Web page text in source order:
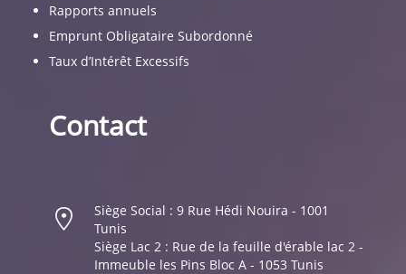
Rapports annuels
Emprunt Obligataire Subordonné
Taux d’Intérêt Excessifs
Contact
Siège Social : 9 Rue Hédi Nouira - 1001
Tunis
Siège Lac 2 : Rue de la feuille d'érable lac 2 -
Immeuble les Pins Bloc A - 1053 Tunis